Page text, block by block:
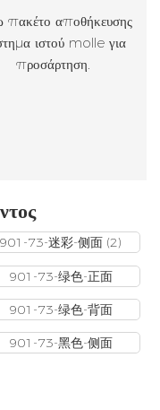
πακέτο αποθήκευσης
ιστού molle για
προσάρτηση.